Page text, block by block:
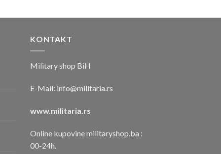
KONTAKT
Military shop BiH
E-Mail: info@militaria.rs
www.militaria.rs
Online kupovine militaryshop.ba :
00-24h.